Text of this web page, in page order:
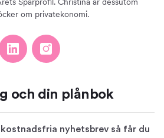
om privatekonomi.
och din plånbok
kostnadsfria nyhetsbrev så får du